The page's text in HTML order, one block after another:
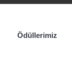
Ödüllerimiz